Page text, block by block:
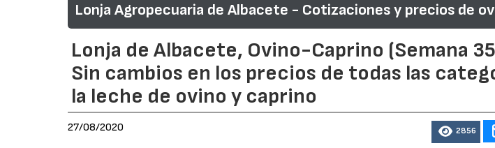
Lonja Agropecuaria de Albacete - Cotizaciones y precios de
Lonja de Albacete, Ovino-Caprino (Semana
Sin cambios en los precios de todas las
la leche de ovino y caprino
27/08/2020 2856